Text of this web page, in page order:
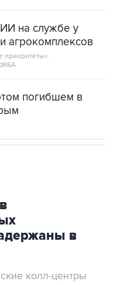
приоритеты».
погибшем в
в
колл-центры